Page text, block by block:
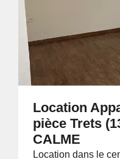
Location
pièce Trets
CALME
Location dans le